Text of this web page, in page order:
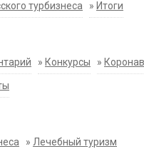
турбизнеса » Итоги
» Конкурсы »
» Лечебный туризм